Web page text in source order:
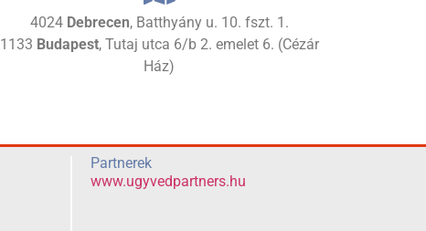
4024 Debrecen, Batthyány u. 10. fszt. 1.
1133 Budapest, Tutaj utca 6/b 2. emelet 6. (Cézár
Ház)
Partnerek
www.ugyvedpartners.hu